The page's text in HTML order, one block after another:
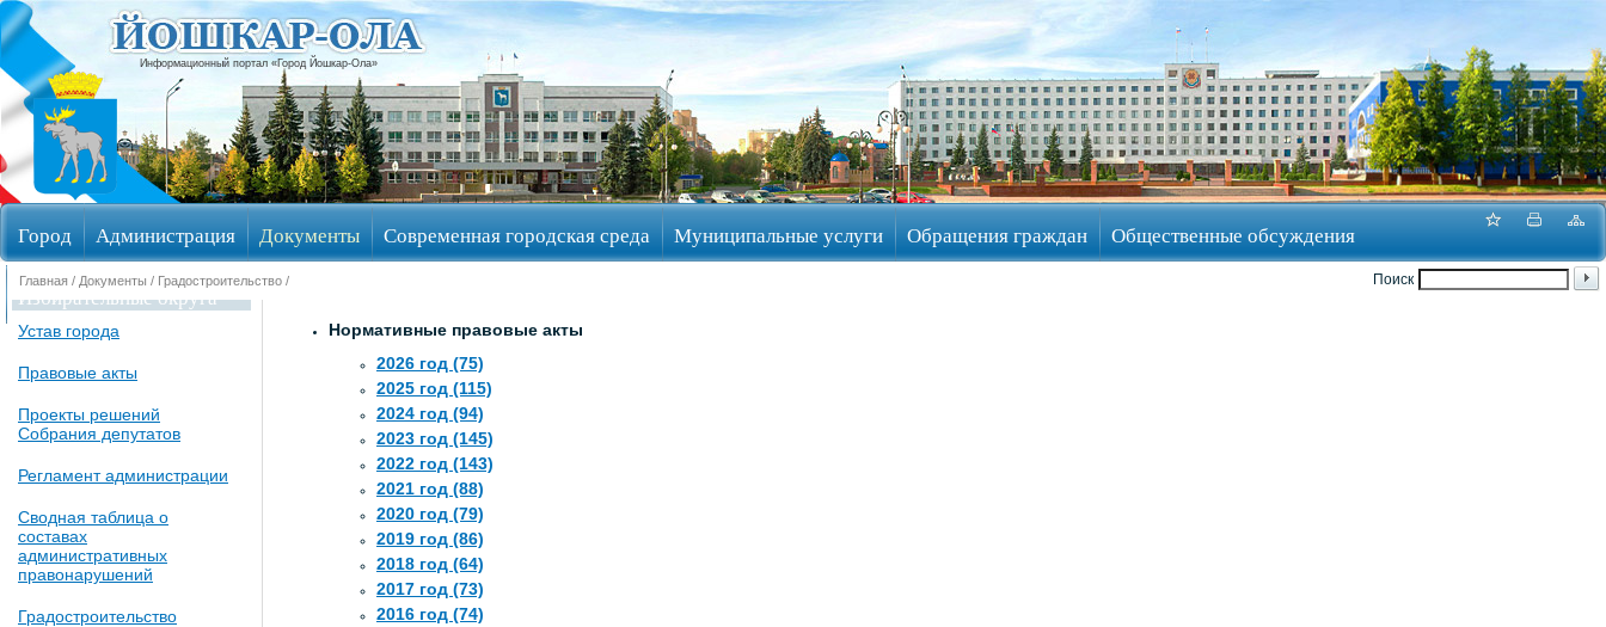
Информационный портал «Город Йошкар-Ола»
Город Администрация Документы Современная городская среда Муниципальные услуги Обращения граждан Общественные обсуждения
Избирательные округа
Поиск
Главная / Документы / Градостроительство /
Устав города
Правовые акты
Проекты решений
Собрания депутатов
Регламент администрации
Сводная таблица о
составах
административных
правонарушений
Градостроительство
Нормативные правовые акты
2026 год (75)
2025 год (115)
2024 год (94)
2023 год (145)
2022 год (143)
2021 год (88)
2020 год (79)
2019 год (86)
2018 год (64)
2017 год (73)
2016 год (74)